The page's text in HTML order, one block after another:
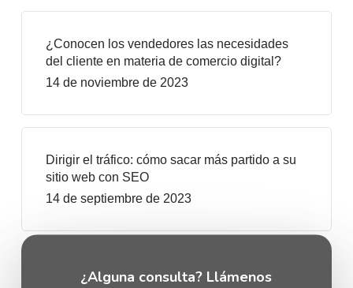
¿Conocen los vendedores las necesidades
del cliente en materia de comercio digital?
14 de noviembre de 2023
Dirigir el tráfico: cómo sacar más partido a su
sitio web con SEO
14 de septiembre de 2023
¿Alguna consulta? Llámenos